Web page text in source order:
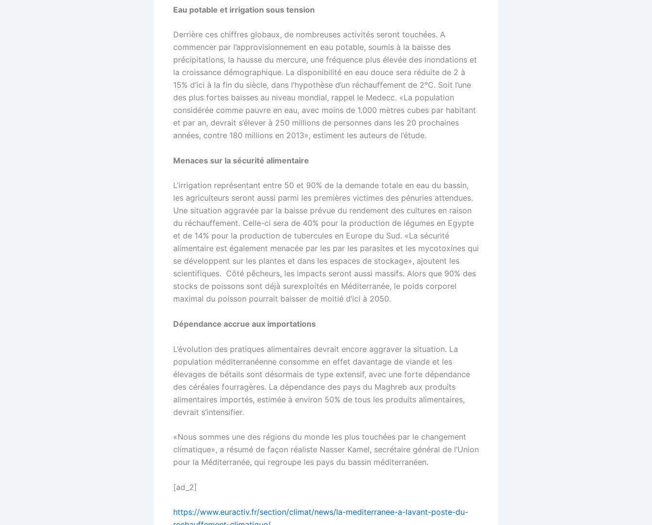
Eau potable et irrigation sous tension
Derrière ces chiffres globaux, de nombreuses activités seront touchées. A
commencer par l’approvisionnement en eau potable, soumis à la baisse des
précipitations, la hausse du mercure, une fréquence plus élevée des inondations et
la croissance démographique. La disponibilité en eau douce sera réduite de 2 à
15% d’ici à la fin du siècle, dans l’hypothèse d’un réchauffement de 2°C. Soit l’une
des plus fortes baisses au niveau mondial, rappel le Medecc. «La population
considérée comme pauvre en eau, avec moins de 1.000 mètres cubes par habitant
et par an, devrait s’élever à 250 millions de personnes dans les 20 prochaines
années, contre 180 millions en 2013», estiment les auteurs de l’étude.
Menaces sur la sécurité alimentaire
L’irrigation représentant entre 50 et 90% de la demande totale en eau du bassin,
les agriculteurs seront aussi parmi les premières victimes des pénuries attendues.
Une situation aggravée par la baisse prévue du rendement des cultures en raison
du réchauffement. Celle-ci sera de 40% pour la production de légumes en Egypte
et de 14% pour la production de tubercules en Europe du Sud. «La sécurité
alimentaire est également menacée par les par les parasites et les mycotoxines qui
se développent sur les plantes et dans les espaces de stockage», ajoutent les
scientifiques. Côté pêcheurs, les impacts seront aussi massifs. Alors que 90% des
stocks de poissons sont déjà surexploités en Méditerranée, le poids corporel
maximal du poisson pourrait baisser de moitié d’ici à 2050.
Dépendance accrue aux importations
L’évolution des pratiques alimentaires devrait encore aggraver la situation. La
population méditerranéenne consomme en effet davantage de viande et les
élevages de bétails sont désormais de type extensif, avec une forte dépendance
des céréales fourragères. La dépendance des pays du Maghreb aux produits
alimentaires importés, estimée à environ 50% de tous les produits alimentaires,
devrait s’intensifier.
«Nous sommes une des régions du monde les plus touchées par le changement
climatique», a résumé de façon réaliste Nasser Kamel, secrétaire général de l’Union
pour la Méditerranée, qui regroupe les pays du bassin méditerranéen.
[ad_2]
https://www.euractiv.fr/section/climat/news/la-mediterranee-a-lavant-poste-du-